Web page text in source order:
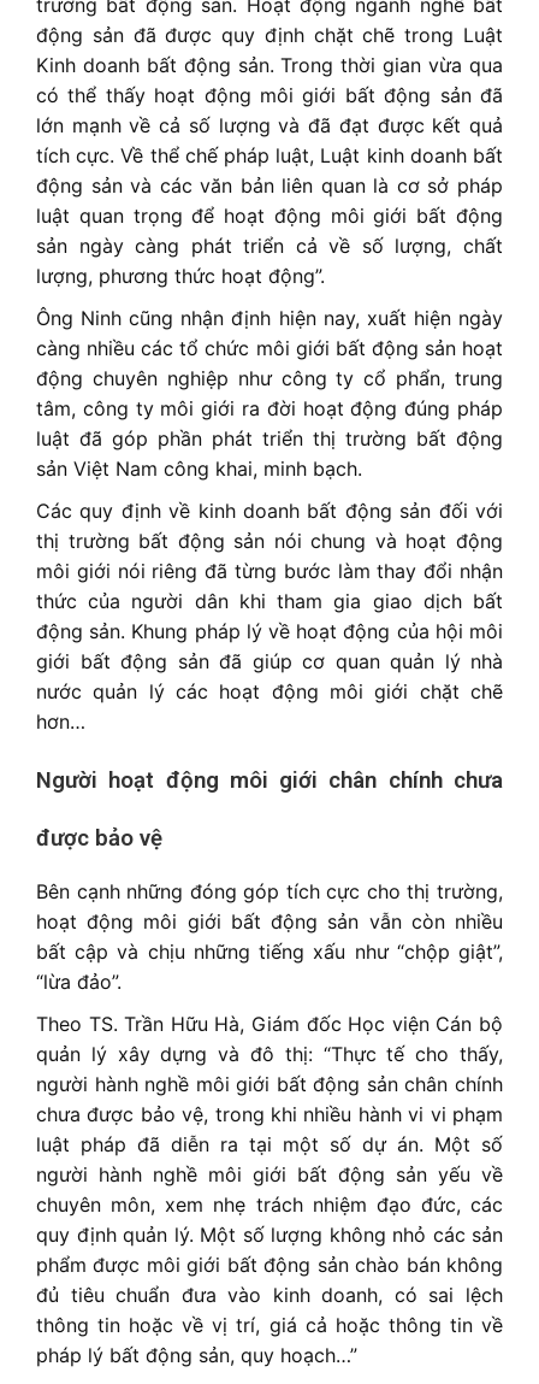
trường bất động sản. Hoạt động ngành nghề bất
động sản đã được quy định chặt chẽ trong Luật
Kinh doanh bất động sản. Trong thời gian vừa qua
có thể thấy hoạt động môi giới bất động sản đã
lớn mạnh về cả số lượng và đã đạt được kết quả
tích cực. Về thể chế pháp luật, Luật kinh doanh bất
động sản và các văn bản liên quan là cơ sở pháp
luật quan trọng để hoạt động môi giới bất động
sản ngày càng phát triển cả về số lượng, chất
lượng, phương thức hoạt động”.
Ông Ninh cũng nhận định hiện nay, xuất hiện ngày
càng nhiều các tổ chức môi giới bất động sản hoạt
động chuyên nghiệp như công ty cổ phẩn, trung
tâm, công ty môi giới ra đời hoạt động đúng pháp
luật đã góp phần phát triển thị trường bất động
sản Việt Nam công khai, minh bạch.
Các quy định về kinh doanh bất động sản đối với
thị trường bất động sản nói chung và hoạt động
môi giới nói riêng đã từng bước làm thay đổi nhận
thức của người dân khi tham gia giao dịch bất
động sản. Khung pháp lý về hoạt động của hội môi
giới bất động sản đã giúp cơ quan quản lý nhà
nước quản lý các hoạt động môi giới chặt chẽ
hơn…
Người hoạt động môi giới chân chính chưa
được bảo vệ
Bên cạnh những đóng góp tích cực cho thị trường,
hoạt động môi giới bất động sản vẫn còn nhiều
bất cập và chịu những tiếng xấu như “chộp giật”,
“lừa đảo”.
Theo TS. Trần Hữu Hà, Giám đốc Học viện Cán bộ
quản lý xây dựng và đô thị: “Thực tế cho thấy,
người hành nghề môi giới bất động sản chân chính
chưa được bảo vệ, trong khi nhiều hành vi vi phạm
luật pháp đã diễn ra tại một số dự án. Một số
người hành nghề môi giới bất động sản yếu về
chuyên môn, xem nhẹ trách nhiệm đạo đức, các
quy định quản lý. Một số lượng không nhỏ các sản
phẩm được môi giới bất động sản chào bán không
đủ tiêu chuẩn đưa vào kinh doanh, có sai lệch
thông tin hoặc về vị trí, giá cả hoặc thông tin về
pháp lý bất động sản, quy hoạch…”